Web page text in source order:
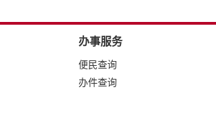
办事服务
便民查询
办件查询